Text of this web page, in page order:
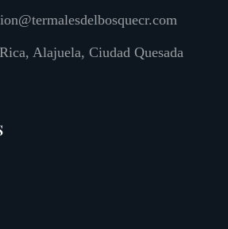
Alajuela, Ciudad Quesada